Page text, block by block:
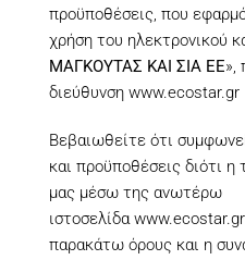
προϋποθέσεις, που
χρήση του ηλεκτρονικού
ΜΑΓΚΟΥΤΑΣ ΚΑΙ ΣΙΑ ΕΕ»,
διεύθυνση www.ecostar.gr
Βεβαιωθείτε ότι
και προϋποθέσεις διότι η
μας μέσω της ανωτέρω
ιστοσελίδαwww.ecostar.gr
παρακάτω όρους και η